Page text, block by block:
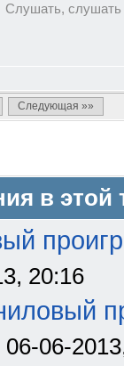
Слушать, слушать
Следующая »»
в этой
20:16
06-